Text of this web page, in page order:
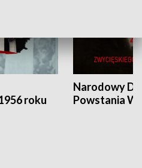
roku
Narodowy
Powstania